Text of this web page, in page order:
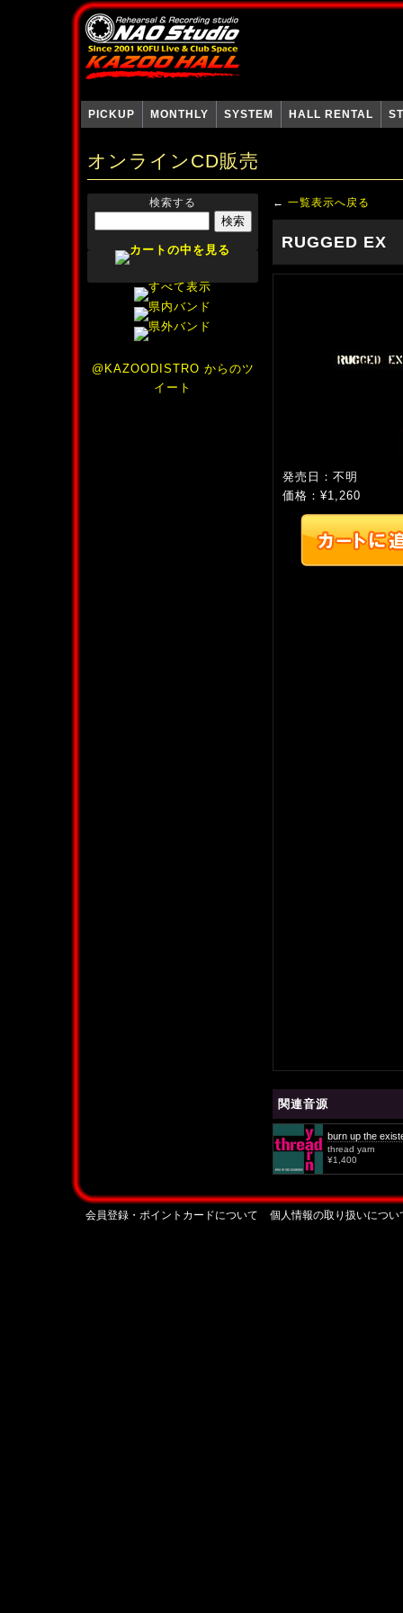
PICKUP MONTHLY SYSTEM HALL RENTAL
オンラインCD販売
検索する
@KAZOODISTRO からのツ
イート
← 一覧表示へ戻る
RUGGED EX
発売日：不明
価格：¥1,260
関連音源
burn up the
thread yarn
¥1,400
会員登録・ポイントカードについて 個人情報の取り扱いについ